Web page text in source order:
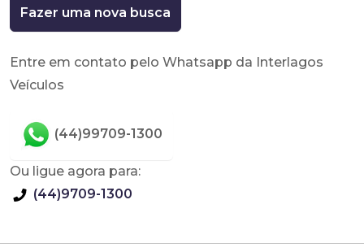
Fazer uma nova busca
Entre em contato pelo Whatsapp da Interlagos
Veículos
(44)99709-1300
Ou ligue agora para:
(44)9709-1300